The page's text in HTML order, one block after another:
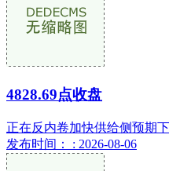
4828.69点收盘
正在反内卷加快供给侧预期
发布时间： : 2026-08-06